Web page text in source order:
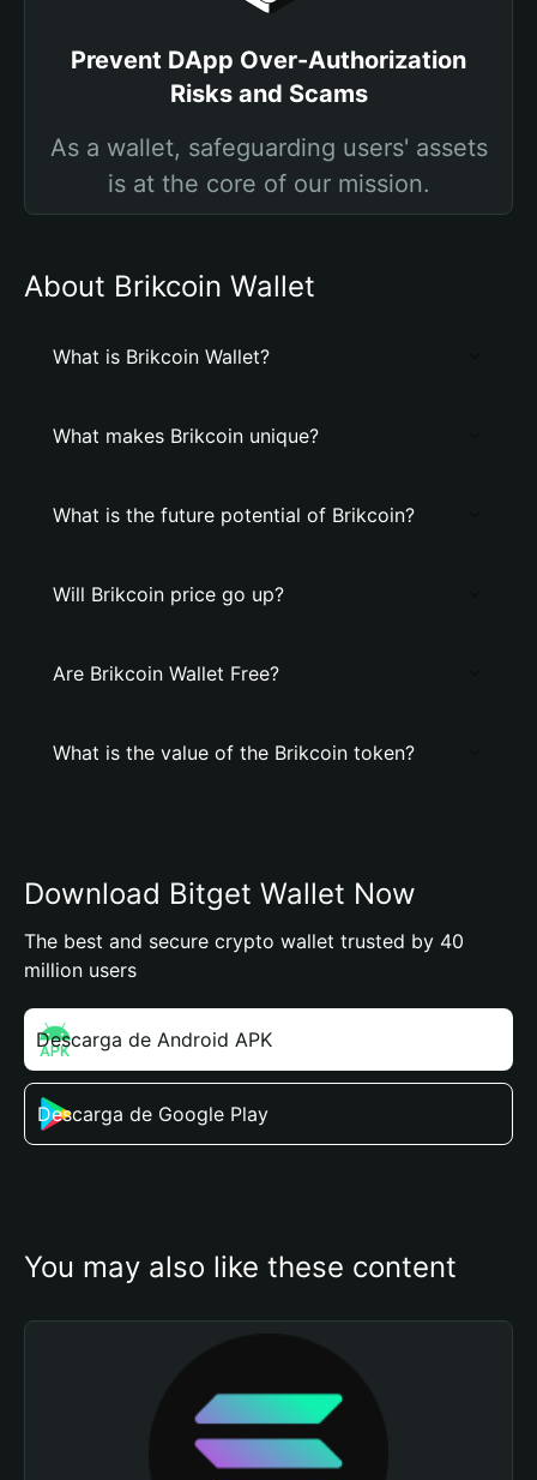
Prevent DApp Over-Authorization
Risks and Scams
As a wallet, safeguarding users' assets
is at the core of our mission.
About Brikcoin Wallet
What is Brikcoin Wallet?
What makes Brikcoin unique?
What is the future potential of Brikcoin?
Will Brikcoin price go up?
Are Brikcoin Wallet Free?
What is the value of the Brikcoin token?
Download Bitget Wallet Now
The best and secure crypto wallet trusted by 40
million users
Descarga de Android APK
Descarga de Google Play
You may also like these content